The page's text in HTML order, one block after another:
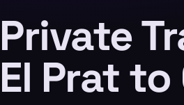
Private
El Prat